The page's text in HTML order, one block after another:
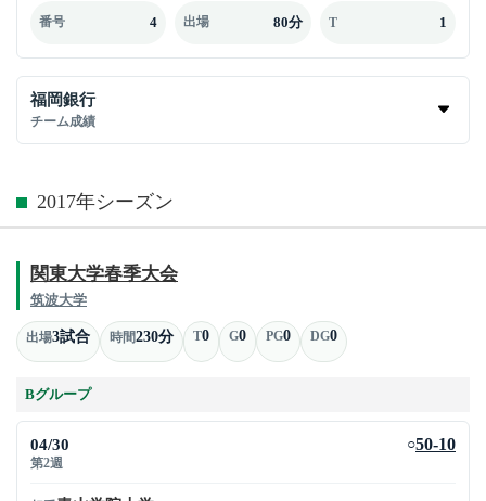
番号 4 出場 80分 T 1
福岡銀行
チーム成績
2017年シーズン
関東大学春季大会
筑波大学
出場3試合 時間230分 T0 G0 PG0 DG0
Bグループ
04/30
第2週
○50-10